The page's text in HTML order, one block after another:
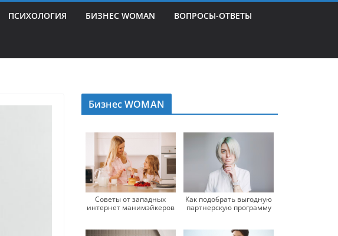
ПСИХОЛОГИЯ БИЗНЕС WOMAN ВОПРОСЫ-ОТВЕТЫ
Бизнес WOMAN
Советы от западных
интернет манимэйкеров
Как подобрать выгодную
партнерскую программу